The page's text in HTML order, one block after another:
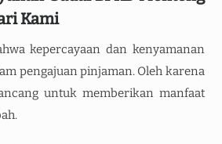
Kami
kepercayaan dan kenyamanan
pengajuan pinjaman. Oleh karena
untuk memberikan manfaat